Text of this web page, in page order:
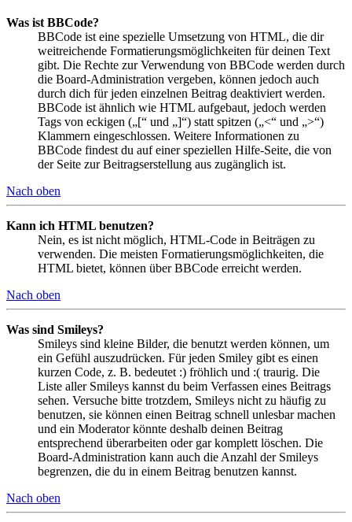
Was ist BBCode?
BBCode ist eine spezielle Umsetzung von HTML, die dir
weitreichende Formatierungsmöglichkeiten für deinen Text
gibt. Die Rechte zur Verwendung von BBCode werden durch
die Board-Administration vergeben, können jedoch auch
durch dich für jeden einzelnen Beitrag deaktiviert werden.
BBCode ist ähnlich wie HTML aufgebaut, jedoch werden
Tags von eckigen („[“ und „]“) statt spitzen („<“ und „>“)
Klammern eingeschlossen. Weitere Informationen zu
BBCode findest du auf einer speziellen Hilfe-Seite, die von
der Seite zur Beitragserstellung aus zugänglich ist.
Nach oben
Kann ich HTML benutzen?
Nein, es ist nicht möglich, HTML-Code in Beiträgen zu
verwenden. Die meisten Formatierungsmöglichkeiten, die
HTML bietet, können über BBCode erreicht werden.
Nach oben
Was sind Smileys?
Smileys sind kleine Bilder, die benutzt werden können, um
ein Gefühl auszudrücken. Für jeden Smiley gibt es einen
kurzen Code, z. B. bedeutet :) fröhlich und :( traurig. Die
Liste aller Smileys kannst du beim Verfassen eines Beitrags
sehen. Versuche bitte trotzdem, Smileys nicht zu häufig zu
benutzen, sie können einen Beitrag schnell unlesbar machen
und ein Moderator könnte deshalb deinen Beitrag
entsprechend überarbeiten oder gar komplett löschen. Die
Board-Administration kann auch die Anzahl der Smileys
begrenzen, die du in einem Beitrag benutzen kannst.
Nach oben